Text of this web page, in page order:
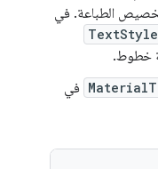
الطباعة. في
TextStyle
خطوط.
في